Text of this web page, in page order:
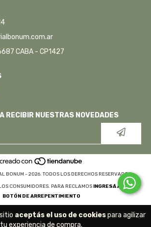
aceptás el uso de cookiespara agilizar
tu experiencia de compra.
CABA - CP1427
RECIBIR NUESTRAS NOVEDADES
BONUM - 2026. TODOS LOS DERECHOS RESERVADOS.
CONSUMIDORES. PARA RECLAMOS INGRESÁ ACÁ.
BOTÓN DE ARREPENTIMIENTO